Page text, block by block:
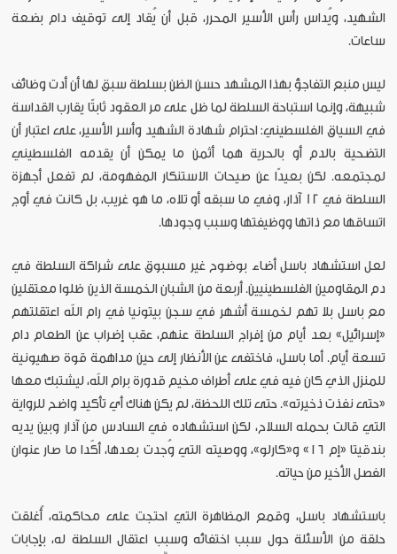
الشهيد، ويُداس رأس الأسير المحرر، قبل أن يُقاد إلى توقيف دام بضعة
ساعات.
ليس منبع التفاجؤ بهذا المشهد حسن الظن بسلطة سبق لها أن أدت وظائف
شبيهة، وإنما استباحة السلطة لما ظل على مر العقود ثابتًا يقارب القداسة
في السياق الفلسطيني: احترام شهادة الشهيد وأسر الأسير، على اعتبار أن
التضحية بالدم أو بالحرية هما أثمن ما يمكن أن يقدمه الفلسطيني
لمجتمعه. لكن بعيدًا عن صيحات الاستنكار المفهومة، لم تفعل أجهزة
السلطة في 12 آذار، وفي ما سبقه أو تلاه، ما هو غريب، بل كانت في أوج
اتساقها مع ذاتها ووظيفتها وسبب وجودها.
لعل استشهاد باسل أضاء بوضوح غير مسبوق على شراكة السلطة في
دم المقاومين الفلسطينيين. أربعة من الشبان الخمسة الذين ظلوا معتقلين
مع باسل بلا تهم لخمسة أشهر في سجن بيتونيا في رام الله اعتقلتهم
«إسرائيل» بعد أيام من إفراج السلطة عنهم، عقب إضراب عن الطعام دام
تسعة أيام. أما باسل، فاختفى عن الأنظار إلى حين مداهمة قوة صهيونية
للمنزل الذي كان فيه في على أطراف مخيم قدورة برام الله، ليشتبك معها
«حتى نفذت ذخيرته». حتى تلك اللحظة، لم يكن هناك أي تأكيد واضح للرواية
التي قالت بحمله السلاح، لكن استشهاده في السادس من آذار وبين يديه
بندقيتا «إم ١٦» و«كارلو»، ووصيته التي وُجدت بعدها، أكّدا ما صار عنوان
الفصل الأخير من حياته.
باستشهاد باسل، وقمع المظاهرة التي احتجت على محاكمته، أُغلقت
حلقة من الأسئلة حول سبب اختفائه وسبب اعتقال السلطة له، بإجابات